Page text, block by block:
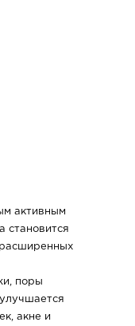
активным
становится
расширенных
поры
акне и